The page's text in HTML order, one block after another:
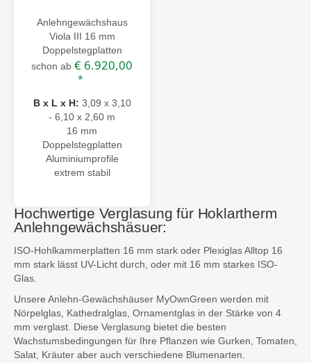
Anlehngewächshaus
Viola III 16 mm
Doppelstegplatten
schon ab € 6.920,00
*
B x L x H: 3,09 x 3,10
- 6,10 x 2,60 m
16 mm
Doppelstegplatten
Aluminiumprofile
extrem stabil
Hochwertige Verglasung für Hoklartherm
Anlehngewächshäsuer:
ISO-Hohlkammerplatten 16 mm stark oder Plexiglas Alltop 16
mm stark lässt UV-Licht durch, oder mit 16 mm starkes ISO-
Glas.
Unsere Anlehn-Gewächshäuser MyOwnGreen werden mit
Nörpelglas, Kathedralglas, Ornamentglas in der Stärke von 4
mm verglast. Diese Verglasung bietet die besten
Wachstumsbedingungen für Ihre Pflanzen wie Gurken, Tomaten,
Salat, Kräuter aber auch verschiedene Blumenarten.